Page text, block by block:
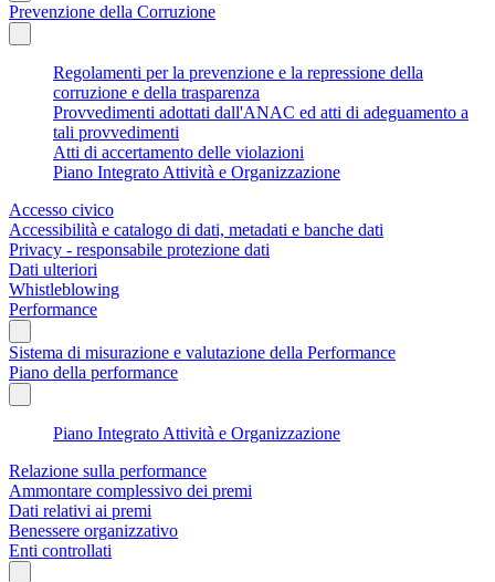
Prevenzione della Corruzione
Regolamenti per la prevenzione e la repressione della
corruzione e della trasparenza
Provvedimenti adottati dall'ANAC ed atti di adeguamento a
tali provvedimenti
Atti di accertamento delle violazioni
Piano Integrato Attività e Organizzazione
Accesso civico
Accessibilità e catalogo di dati, metadati e banche dati
Privacy - responsabile protezione dati
Dati ulteriori
Whistleblowing
Performance
Sistema di misurazione e valutazione della Performance
Piano della performance
Piano Integrato Attività e Organizzazione
Relazione sulla performance
Ammontare complessivo dei premi
Dati relativi ai premi
Benessere organizzativo
Enti controllati